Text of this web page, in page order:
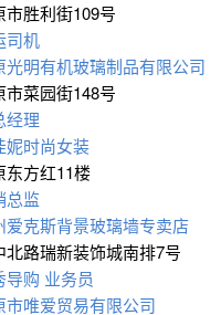
胜利街109号
司机
光明有机玻璃制品有限公司
菜园街148号
经理
妮时尚女装
东方红11楼
总监
爱克斯背景玻璃墙专卖店
路瑞新装饰城南排7号
导购 业务员
市唯爱贸易有限公司